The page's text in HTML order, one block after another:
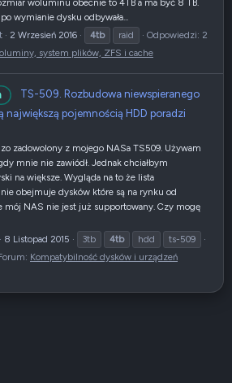
woluminu obecnie to 4TB a ma być 8 TB.
wymianie dysku odbywała...
2 Wrzesień 2016 4tb raid
Odpowiedzi: 2
system plików, ZFS i cache
TS-509. Rozbudowa niewspieranego
największą pojemnością HDD poradzi
zadowolony z mojego NASa TS509. Używam
mnie nie zawiódł. Jednak chciałbym
na większe. Wygląda na to że lista
obejmuje dysków które są na rynku od
mój NAS nie jest już supportowany. Czy mogę
8 Listopad 2015 3tb 4tb hdd
ts-509
Kompatybilność dysków i urządzeń